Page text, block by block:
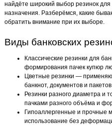
найдёте широкий выбор резинок для
назначения. Разберёмся, какие
обратить внимание при их выборе.
Виды банковских
Классические резинки для
формирования пачек купюр
Цветные резинки —
банкнот, документов и
Резинки разного диаметра
пачками разного объёма и
Гипоаллергенные и прочные
использование без